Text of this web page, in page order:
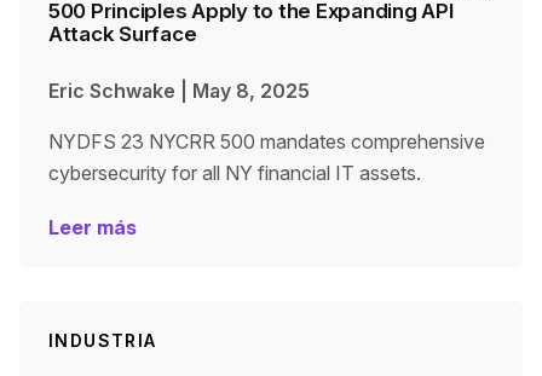
500 Principles Apply to the Expanding API
Attack Surface
Eric Schwake May 8, 2025
NYDFS 23 NYCRR 500 mandates comprehensive
cybersecurity for all NY financial IT assets.
Leer más
INDUSTRIA